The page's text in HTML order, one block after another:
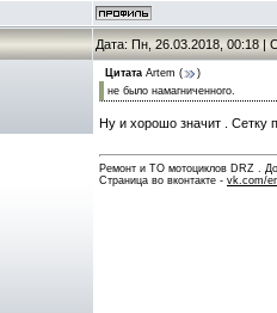
Дата: Пн, 26.03.2018, 00:18 |
Цитата Artem (
)
не было намагниченного.
Ну и хорошо значит . Сетку
Ремонт и ТО мотоциклов DRZ .
Страница во вконтакте - vk.com/